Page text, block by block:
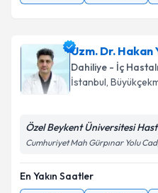
Uzm. Dr. Hakan
Dahiliye - İç
İstanbul,
Özel Beykent Üniversitesi
Cumhuriyet Mah Gürpınar Yolu
En Yakın Saatler